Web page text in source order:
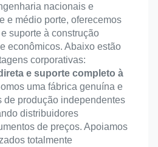
nacionais e
e médio porte, oferecemos
suporte à construção
econômicos. Abaixo estão
corporativas:
e suporte completo à
uma fábrica genuína e
de produção independentes
distribuidores
de preços. Apoiamos
totalmente